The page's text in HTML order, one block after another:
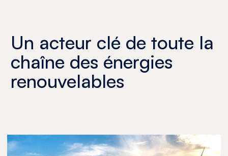
Un acteur clé de toute la
chaîne des énergies
renouvelables